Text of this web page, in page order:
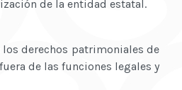
de la entidad estatal.
derechos patrimoniales de
de las funciones legales y